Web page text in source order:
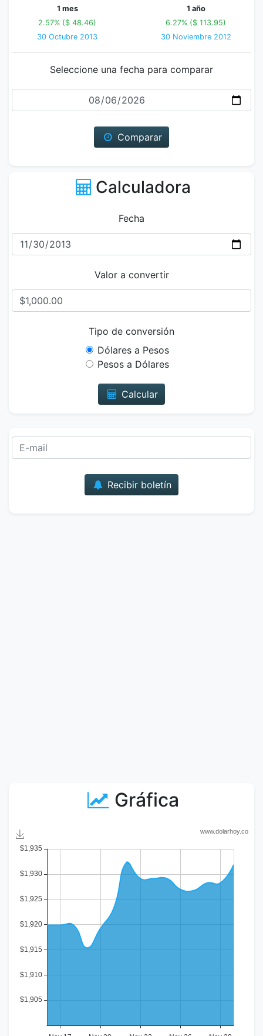
1 mes
2.57% ($ 48.46)
30 Octubre 2013
1 año
6.27% ($ 113.95)
30 Noviembre 2012
Seleccione una fecha para comparar
Fecha
Comparar
Calculadora
Fecha
Valor a convertir
Tipo de conversión
Dólares a Pesos
Pesos a Dólares
Calcular
Recibir boletín
Gráfica